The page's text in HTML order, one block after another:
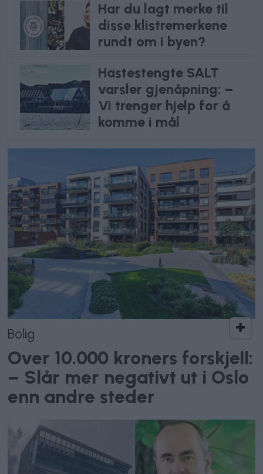
Har du lagt merke til
disse klistremerkene
rundt om i byen?
Hastestengte SALT
varsler gjenåpning: –
Vi trenger hjelp for å
komme i mål
Bolig
Over 10.000 kroners forskjell:
– Slår mer negativt ut i Oslo
enn andre steder